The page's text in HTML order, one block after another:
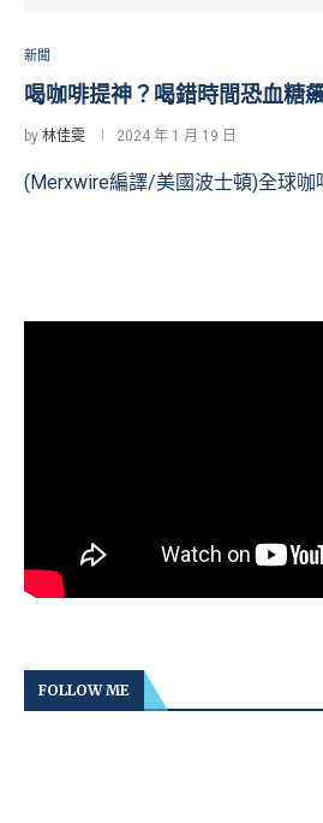
新聞
喝咖啡提神？喝錯時間恐血糖
by 林佳雯 2024 年 1 月 19 日
(Merxwire編譯/美國波士頓)全球咖
FOLLOW ME